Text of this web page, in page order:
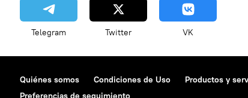
Telegram Twitter VK
Quiénes somos Condiciones de Uso Productos y
Preferencias de seguimiento